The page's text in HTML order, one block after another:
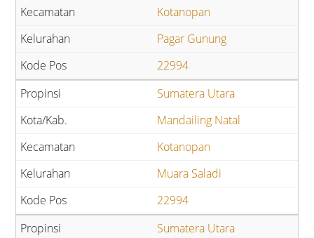
Kotanopan
Pagar Gunung
22994
Sumatera Utara
Mandailing Natal
Kotanopan
Muara Saladi
22994
Sumatera Utara